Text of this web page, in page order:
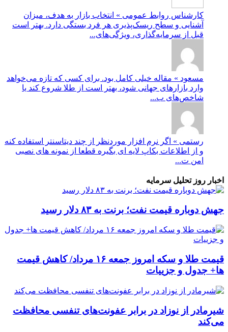
کارشناس روابط عمومی » انتخاب بازار به هدف، میزان
آشنایی و سطح ریسک‌پذیری هر فرد بستگی دارد. بهتر است
قبل از سرمایه‌گذاری، ویژگی‌های...
مسعود » مقاله خیلی کامل بود. برای کسی که تازه می‌خواهد
وارد بازارهای جهانی شود، بهتر است از طلا شروع کند یا
شاخص‌های ب...
رستمی » اگر نرم افزار موردنظر از چند دیتاسنتر استفاده کنه
و از اطلاعات بکاپ لایه ای بگیره قطعا از نمونه های نصبی
امن ت...
اخبار روز تحلیل سرمایه
جهش دوباره قیمت نفت؛ برنت به ۸۳ دلار رسید
قیمت طلا و سکه امروز جمعه ۱۶ مرداد/ کاهش قیمت
ها+ جدول و جزییات
شیرمادر از نوزاد در برابر عفونت‌های تنفسی محافظت
می‌کند